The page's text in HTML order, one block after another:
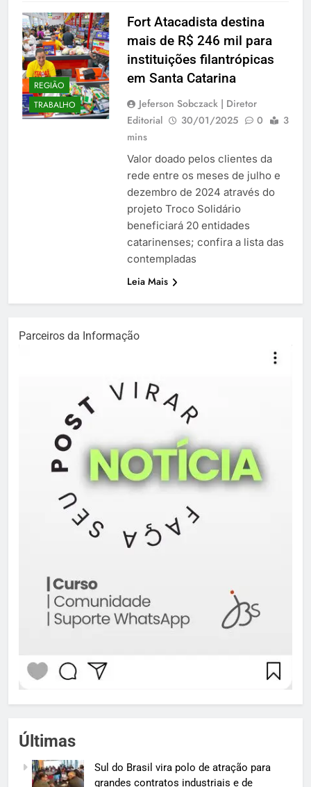
REGIÃO
TRABALHO
Fort Atacadista destina
mais de R$ 246 mil para
instituições filantrópicas
em Santa Catarina
Jeferson Sobczack | Diretor
Editorial
30/01/2025 0
3
mins
Valor doado pelos clientes da
rede entre os meses de julho e
dezembro de 2024 através do
projeto Troco Solidário
beneficiará 20 entidades
catarinenses; confira a lista das
contempladas
Leia Mais
Parceiros da Informação
Últimas
Sul do Brasil vira polo de atração para
grandes contratos industriais e de